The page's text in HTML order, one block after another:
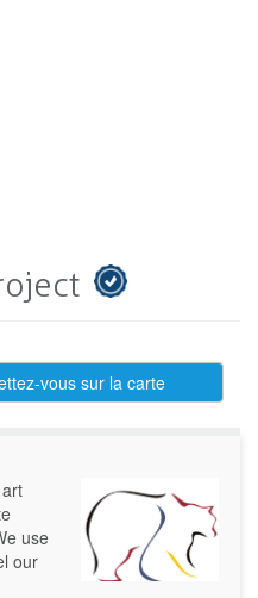
vous sur la carte
use
our